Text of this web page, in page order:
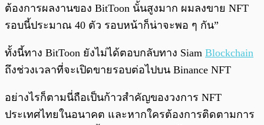
ต้องการผลงานของ BitToon นั้นสูงมาก ผมลงขาย NFT
รอบนี้ประมาณ 40 ตัว รอบหน้าก็น่าจะพอ ๆ กัน”
ทั้งนี้ทาง BitToon ยังไม่ได้ตอบกลับทาง Siam Blockchain
ถึงช่วงเวลาที่จะเปิดขายรอบต่อไปบน Binance NFT
อย่างไรก็ตามนี่ถือเป็นก้าวสำคัญของวงการ NFT
ประเทศไทยในอนาคต และหากใครต้องการติดตามการ